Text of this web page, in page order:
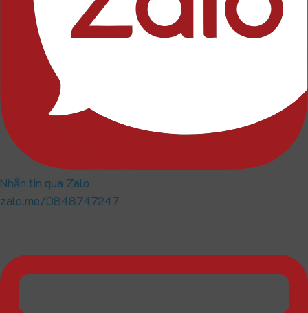
Nhắn tin qua Zalo
zalo.me/0848747247